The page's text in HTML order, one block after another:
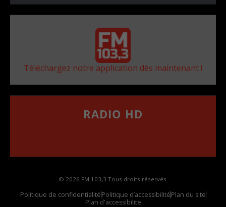
Téléchargez notre application dès maintenant !
RADIO HD
© 2026 FM 103,3 Tous droits réservés.
Politique de confidentialitéPolitique d’accessibilitéPlan du site
Plan d'accessibilite